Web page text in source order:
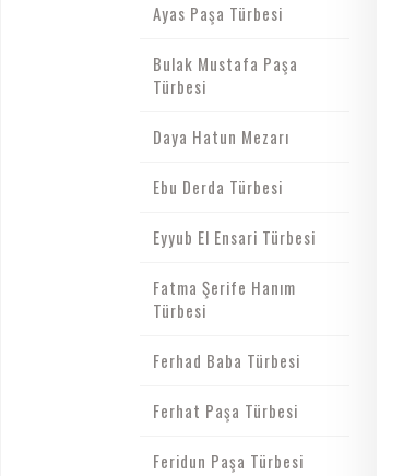
Ayas Paşa Türbesi
Bulak Mustafa Paşa
Türbesi
Daya Hatun Mezarı
Ebu Derda Türbesi
Eyyub El Ensari Türbesi
Fatma Şerife Hanım
Türbesi
Ferhad Baba Türbesi
Ferhat Paşa Türbesi
Feridun Paşa Türbesi